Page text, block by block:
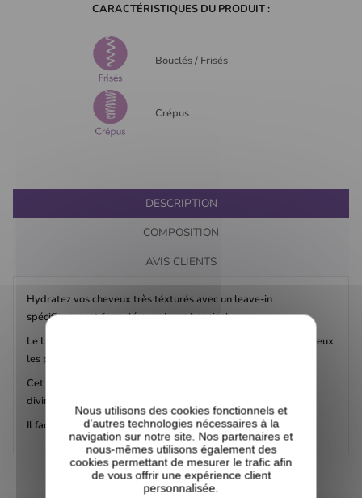
CARACTÉRISTIQUES DU PRODUIT :
Bouclés / Frisés
Crépus
DESCRIPTION
COMPOSITION
AVIS CLIENTS
Hydratez vos cheveux très téxturés avec un leave-in
spécifiquement formulé pour leurs besoins!
Le Leave-in à la grenade et au miel de Mielle hydrate les cheveux
les plus secs sans graisser ni alourdir.
Cet après-shampooing est léger, facile à utiliser et sent
divinement bon.
Il facilite le démêlage et hydrate en profondeur.
Nous utilisons des cookies fonctionnels et
d’autres technologies nécessaires à la
navigation sur notre site. Nos partenaires et
nous-mêmes utilisons également des
cookies permettant de mesurer le trafic afin
de vous offrir une expérience client
personnalisée.